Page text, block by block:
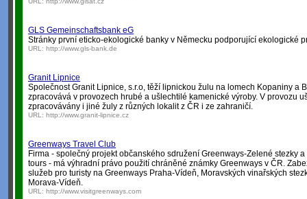
GLS Gemeinschaftsbank eG
Stránky první eticko-ekologické banky v Německu podporující ekologické
URL: http://www.gls-bank.de
Granit Lipnice
Společnost Granit Lipnice, s.r.o, těží lipnickou žulu na lomech Kopaniny a
zpracovává v provozech hrubé a ušlechtilé kamenické výroby. V provozu
zpracovávány i jiné žuly z různých lokalit z ČR i ze zahraničí.
URL: http://www.granit-lipnice.cz
Greenways Travel Club
Firma - společný projekt občanského sdružení Greenways-Zelené stezky
tours - má výhradní právo použití chráněné známky Greenways v ČR.
služeb pro turisty na Greenways Praha-Vídeň, Moravských vinařských
Morava-Vídeň.
URL: http://www.visitgreenways.com